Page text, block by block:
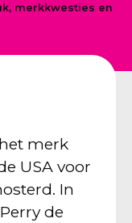
merkkwesties en
merk
USA voor
In
de